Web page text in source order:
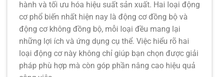
hành và tối ưu hóa hiệu suất sản xuất. Hai loại động
cơ phổ biến nhất hiện nay là động cơ đồng bộ và
động cơ không đồng bộ, mỗi loại đều mang lại
những lợi ích và ứng dụng cụ thể. Việc hiểu rõ hai
loại động cơ này không chỉ giúp bạn chọn được giải
pháp phù hợp mà còn góp phần nâng cao hiệu quả